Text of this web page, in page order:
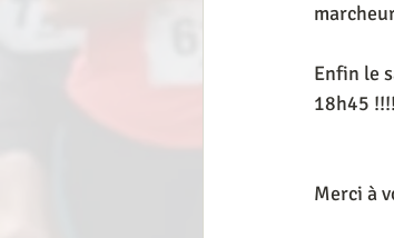
Enfin le
18h45 !!!!
Merci à